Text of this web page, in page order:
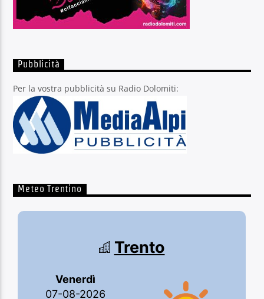
Pubblicità
Per la vostra pubblicità su Radio Dolomiti:
Meteo Trentino